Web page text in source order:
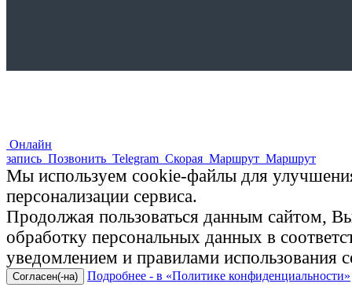
Онлайн
запись Позвонить Telegram Скорая Маршрут Маршрут
Мы используем cookie-файлы для
персонализации сервиса.
Продолжая пользоваться данным сайтом, Вы
обработку персональных данных в
уведомлением и правилами использования
Согласен(-на) Подробнее - в «Политике конфиденциальности»